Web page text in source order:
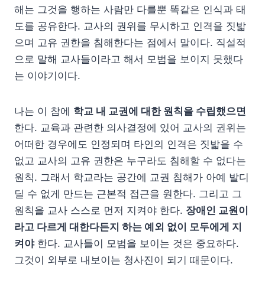
해는 그것을 행하는 사람만 다를뿐 똑같은 인식과 태
도를 공유한다. 교사의 권위를 무시하고 인격을 짓밟
으며 고유 권한을 침해한다는 점에서 말이다. 직설적
으로 말해 교사들이라고 해서 모범을 보이지 못했다
는 이야기이다.
나는 이 참에 학교 내 교권에 대한 원칙을 수립했으면
한다. 교육과 관련한 의사결정에 있어 교사의 권위는
어떠한 경우에도 인정되며 타인의 인격은 짓밟을 수
없고 교사의 고유 권한은 누구라도 침해할 수 없다는
원칙. 그래서 학교라는 공간에 교권 침해가 아예 발디
딜 수 없게 만드는 근본적 접근을 원한다. 그리고 그
원칙을 교사 스스로 먼저 지켜야 한다. 장애인 교원이
라고 다르게 대한다든지 하는 예외 없이 모두에게 지
켜야한다. 교사들이 모범을 보이는 것은 중요하다.
그것이 외부로 내보이는 청사진이 되기 때문이다.